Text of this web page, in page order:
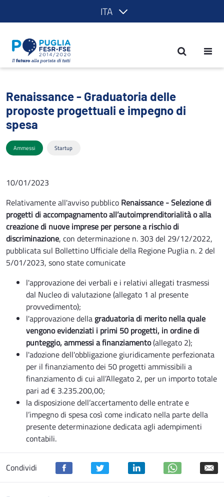
ITA
Renaissance - Graduatoria delle
Renaissance - Graduatoria delle
proposte progettuali e impegno di
spesa
Ammessi Startup
10/01/2023
Relativamente all'avviso pubblico Renaissance - Selezione di
progetti di accompagnamento all’autoimprenditorialità o alla
creazione di nuove imprese per persone a rischio di
discriminazione, con determinazione n. 303 del 29/12/2022,
pubblicata sul Bollettino Ufficiale della Regione Puglia n. 2 del
5/01/2023, sono state comunicate
l'approvazione dei verbali e i relativi allegati trasmessi
dal Nucleo di valutazione (allegato 1 al presente
provvedimento);
l'approvazione dellagraduatoria di merito nella quale
vengono evidenziati i primi 50 progetti, in ordine di
punteggio, ammessi a finanziamento(allegato 2);
l'adozione dell'obbligazione giuridicamente perfezionata
per il finanziamento dei 50 progetti ammissibili a
finanziamento di cui all’Allegato 2, per un importo totale
pari ad € 3.235.200,00;
la disposizione dell’accertamento delle entrate e
l’impegno di spesa così come indicato nella parte della
presente determinazione dedicata agli adempimenti
contabili.
Condividi